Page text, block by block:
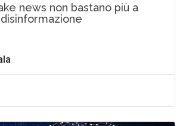
news non bastano più a